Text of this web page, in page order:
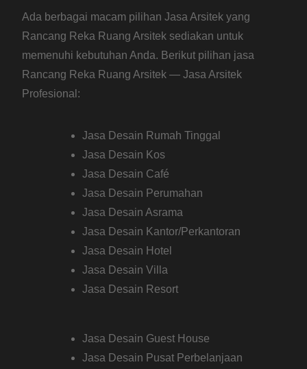
Ada berbagai macam pilihan Jasa Arsitek yang
Rancang Reka Ruang Arsitek sediakan untuk
memenuhi kebutuhan Anda. Berikut pilihan jasa
Rancang Reka Ruang Arsitek — Jasa Arsitek
Profesional:
Jasa Desain Rumah Tinggal
Jasa Desain Kos
Jasa Desain Café
Jasa Desain Perumahan
Jasa Desain Asrama
Jasa Desain Kantor/Perkantoran
Jasa Desain Hotel
Jasa Desain Villa
Jasa Desain Resort
Jasa Desain Guest House
Jasa Desain Pusat Perbelanjaan